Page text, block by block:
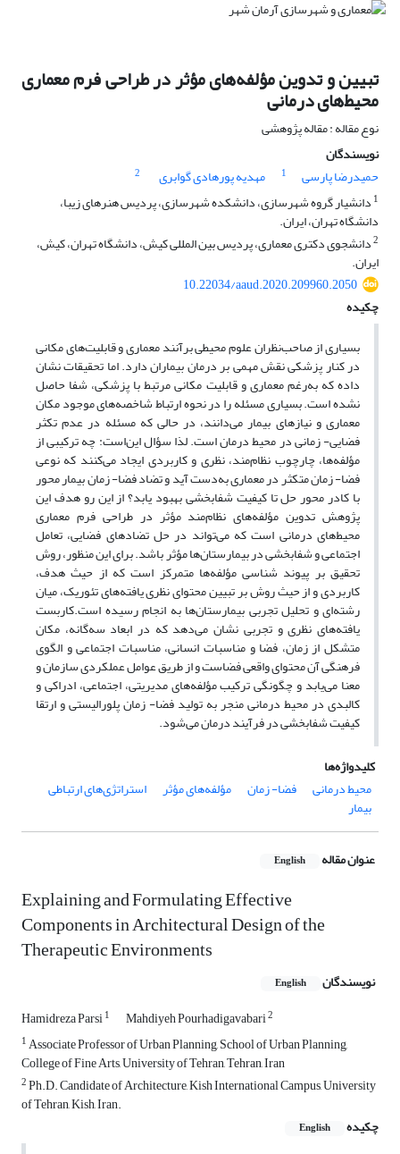
تبیین و تدوین مؤلفه‌های مؤثر در طراحی فرم معماری
محیط‌های درمانی
نوع مقاله : مقاله پژوهشی
نویسندگان
حمیدرضا پارسی
1 مهدیه پورهادی گوابری
2
1 دانشیار گروه شهرسازی، دانشکده شهرسازی، پردیس هنرهای زیبا،
دانشگاه تهران، ایران.
2دانشجوی دکتری معماری، پردیس بین المللی کیش، دانشگاه تهران، کیش،
ایران.
10.22034/aaud.2020.209960.2050
چکیده
بسیاری از صاحب‌نظران علوم محیطی برآنند معماری و قابلیت‌های مکانی
در کنار پزشکی نقش مهمی بر درمان بیماران دارد. اما تحقیقات نشان
داده که به‌رغم معماری و قابلیت مکانی مرتبط با پزشکی، شفا حاصل
نشده است. بسیاری مسئله را در نحوه ارتباط شاخصه‌های موجود مکان
معماری و نیازهای بیمار می‌دانند، در حالی که مسئله در عدم تکثر
فضایی- زمانی در محیط درمان است. لذا سؤال این‌است: چه ترکیبی از
مؤلفه‌ها، چارچوب نظام‌مند، نظری و کاربردی ایجاد می‌کنند که نوعی
فضا- زمان متکثر در معماری به‌دست آید و تضاد فضا- زمان بیمار محور
با کادر محور حل تا کیفیت شفابخشی بهبود یابد؟ از این رو هدف این
پژوهش تدوین مؤلفه‌های نظام‌مند مؤثر در طراحی فرم معماری
محیط‌های درمانی است که می‌تواند در حل تضادهای فضایی، تعامل
اجتماعی و شفابخشی در بیمارستان‌ها مؤثر باشد. برای این منظور، روش
تحقیق بر پیوند شناسی مؤلفه‌ها متمرکز است که از حیث هدف،
کاربردی و از حیث روش بر تبیین محتوای نظری یافته‌های تئوریک، میان
رشته‌ای و تحلیل تجربی بیمارستان‌ها به انجام رسیده است.کاربست
یافته‌های نظری و تجربی نشان می‌دهد که در ابعاد سه‌گانه، مکان
متشکل از زمان، فضا و مناسبات انسانی، مناسبات اجتماعی و الگوی
فرهنگی آن محتوای واقعی فضاست و از طریق عوامل عملکردی سازمان و
معنا می‌یابد و چگونگی ترکیب مؤلفه‌های مدیریتی، اجتماعی، ادراکی و
کالبدی در محیط درمانی منجر به تولید فضا- زمان پلورالیستی و ارتقا
کیفیت شفابخشی در فرآیند درمان می‌شود.
کلیدواژه‌ها
محیط درمانی
فضا- زمان مؤلفه‌های مؤثر استراتژی‌های ارتباطی
بیمار
عنوان مقاله English
Explaining and Formulating Effective
Components in Architectural Design of the
Therapeutic Environments
نویسندگان English
Hamidreza Parsi1 Mahdiyeh Pourhadigavabari2
1Associate Professor of Urban Planning, School of Urban Planning,
College of Fine Arts, University of Tehran, Tehran, Iran
2Ph.D. Candidate of Architecture, Kish International Campus, University
of Tehran, Kish, Iran.
چکیده
English